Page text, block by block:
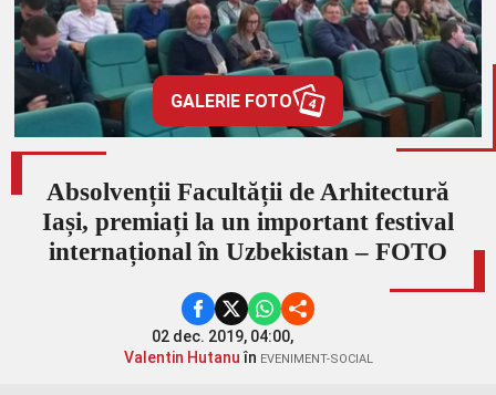
GALERIE FOTO 4
Absolvenții Facultății de Arhitectură
Iași, premiați la un important festival
internațional în Uzbekistan – FOTO
02 dec. 2019, 04:00,
Valentin Hutanuîn EVENIMENT-SOCIAL